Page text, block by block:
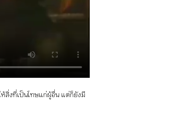
ห้สิ่งที่เป็นโทษแก่ผู้อื่น แต่ก็ยังมี